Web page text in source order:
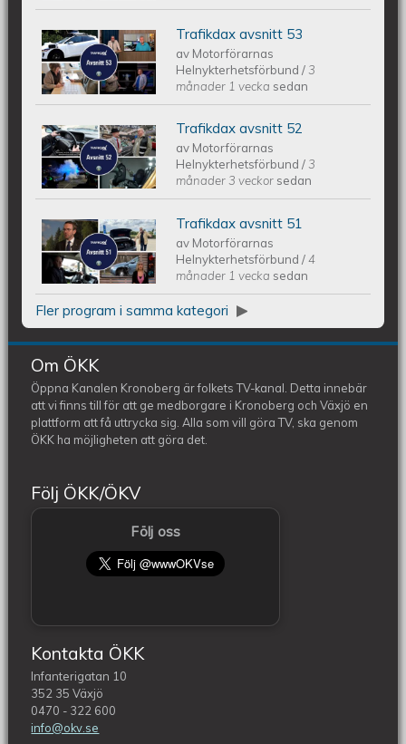
Trafikdax - Avsnitt 53
Trafikdax avsnitt 53
av Motorförarnas
Helnykterhetsförbund/3
månader 1 vecka sedan
Trafikdax - Avsnitt 52
Trafikdax avsnitt 52
av Motorförarnas
Helnykterhetsförbund/3
månader 3 veckor sedan
Trafikdax - Avsnitt 51
Trafikdax avsnitt 51
av Motorförarnas
Helnykterhetsförbund/4
månader 1 vecka sedan
Fler program i samma kategori
Om ÖKK
Öppna Kanalen Kronoberg är folkets TV-kanal. Detta innebär
att vi finns till för att ge medborgare i Kronoberg och Växjö en
plattform att få uttrycka sig. Alla som vill göra TV, ska genom
ÖKK ha möjligheten att göra det.
Följ ÖKK/ÖKV
Följ oss
Kontakta ÖKK
Infanterigatan 10
352 35 Växjö
0470 - 322 600
info@okv.se